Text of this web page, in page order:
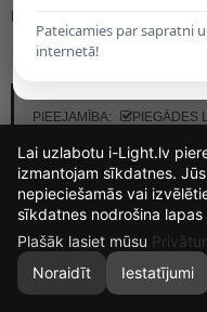
MODELIS:
120.89€
PIEEJAMĪBA:
PIEGĀDES
Pateicamies par sapratni
internetā!
16
DIENAS
7
STUNDAS
Lai uzlabotu i-Light.lv
izmantojam sīkdatnes.
nepieciešamās vai
sīkdatnes nodrošina
Plašāk lasiet mūsu
Noraidīt
Iestatījumi